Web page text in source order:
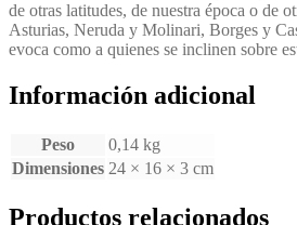
de otras latitudes, de nuestra época o de
Asturias, Neruda y Molinari, Borges y
evoca como a quienes se inclinen sobre
Información adicional
Peso
0,14 kg
Dimensiones 24 × 16 × 3 cm
Productos relacionados